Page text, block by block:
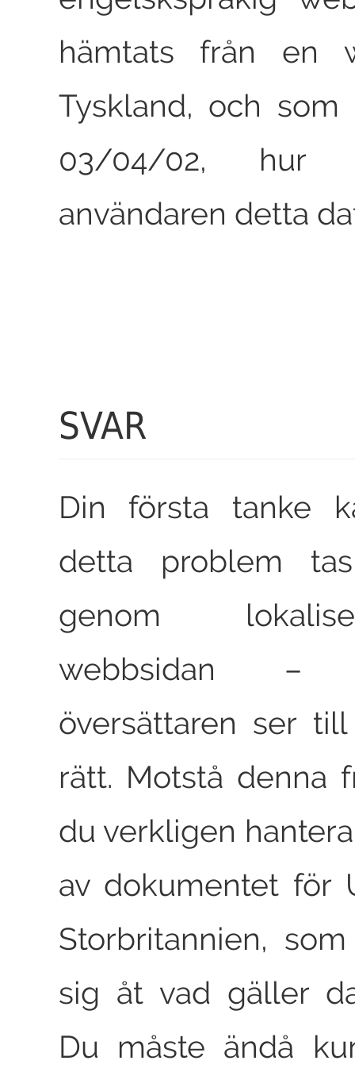
hämtats från en
Tyskland, och som
03/04/02, hur
användaren detta
SVAR
Din första tanke
detta problem
genom
webbsidan
översättaren ser
rätt. Motstå denna
du verkligen
av dokumentet för
Storbritannien,
sig åt vad gäller
Du måste ändå